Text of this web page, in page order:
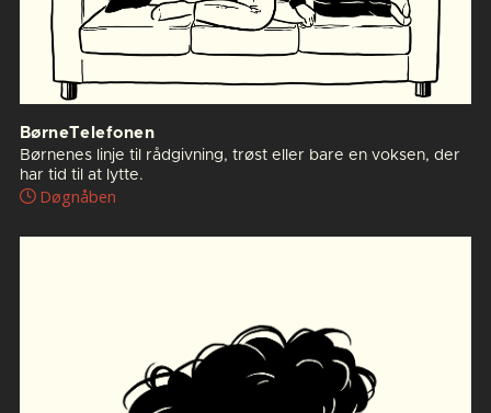
BørneTelefonen
Børnenes linje til rådgivning, trøst eller bare en voksen, der
har tid til at lytte.
Døgnåben